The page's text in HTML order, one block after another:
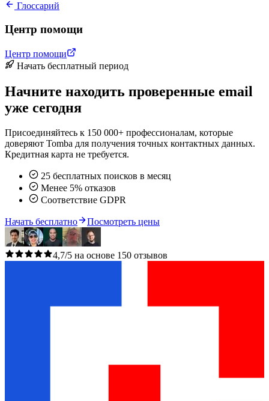
Глоссарий
Центр помощи
Центр помощи
Начать бесплатный период
Начните находить проверенные email
уже сегодня
Присоединяйтесь к 150 000+ профессионалам, которые
доверяют Tomba для получения точных контактных данных.
Кредитная карта не требуется.
25 бесплатных поисков в месяц
Менее 5% отказов
Соответствие GDPR
Начать бесплатно Посмотреть цены
4,7/5 на основе 150 отзывов